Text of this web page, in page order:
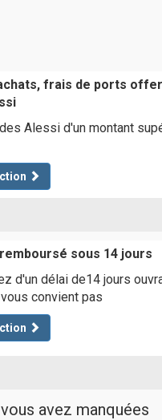
frais de ports
Alessi d'un montant
sous 14 jours
d'un délai de14 jours
convient pas
avez manquées